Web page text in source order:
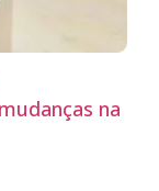
na